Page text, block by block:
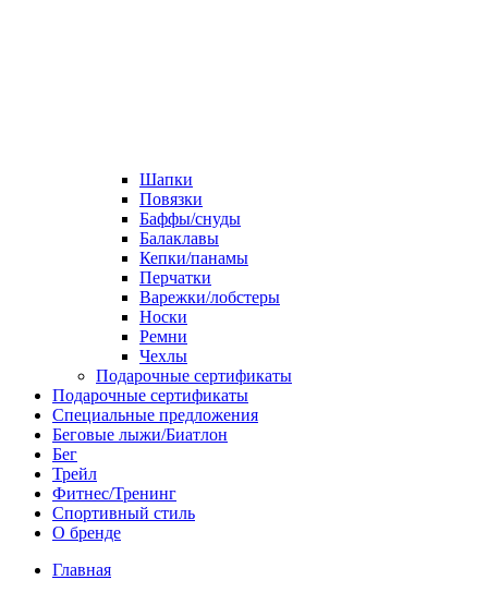
Шапки
Повязки
Баффы/снуды
Балаклавы
Кепки/панамы
Перчатки
Варежки/лобстеры
Носки
Ремни
Чехлы
Подарочные сертификаты
Подарочные сертификаты
Специальные предложения
Беговые лыжи/Биатлон
Бег
Трейл
Фитнес/Тренинг
Спортивный стиль
О бренде
Главная